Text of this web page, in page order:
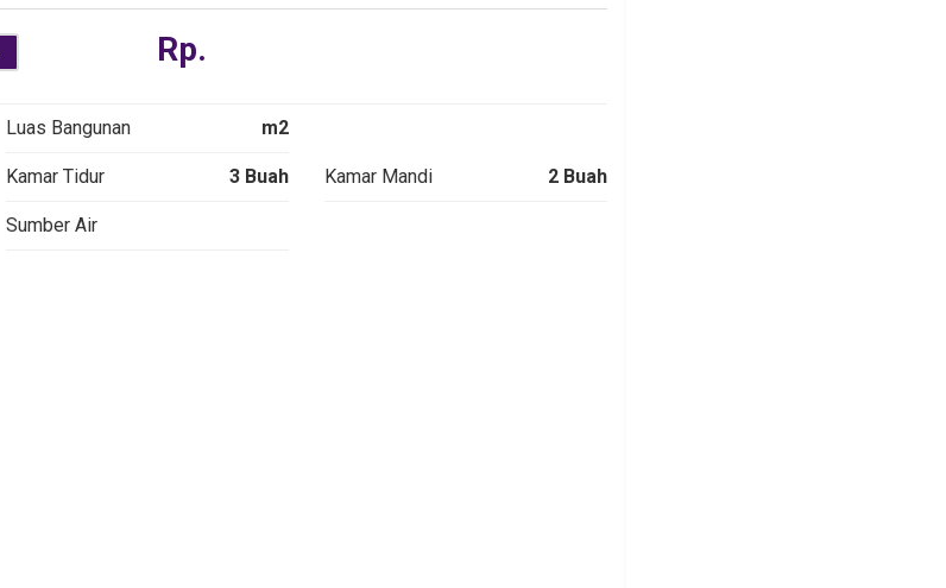
Rp.
Luas Bangunan m2
Kamar Tidur 3 Buah Kamar Mandi 2 Buah
Sumber Air
Bagus